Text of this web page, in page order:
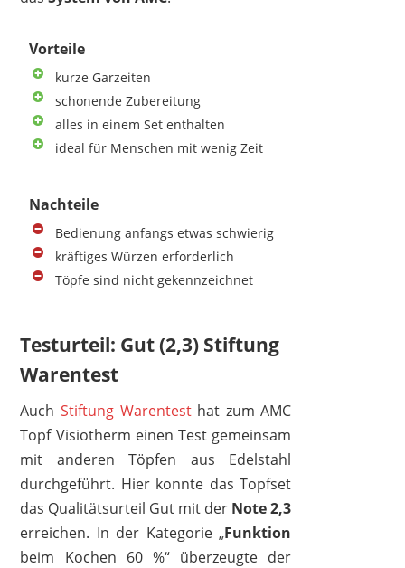
Vorteile
kurze Garzeiten
schonende Zubereitung
alles in einem Set enthalten
ideal für Menschen mit wenig Zeit
Nachteile
Bedienung anfangs etwas schwierig
kräftiges Würzen erforderlich
Töpfe sind nicht gekennzeichnet
Testurteil: Gut (2,3) Stiftung
Warentest
AuchStiftung Warentesthat zum AMC
Topf Visiotherm einen Test gemeinsam
mit anderen Töpfen aus Edelstahl
durchgeführt. Hier konnte das Topfset
das Qualitätsurteil Gut mit der Note 2,3
erreichen. In der Kategorie „Funktion
beim Kochen 60 %“ überzeugte der